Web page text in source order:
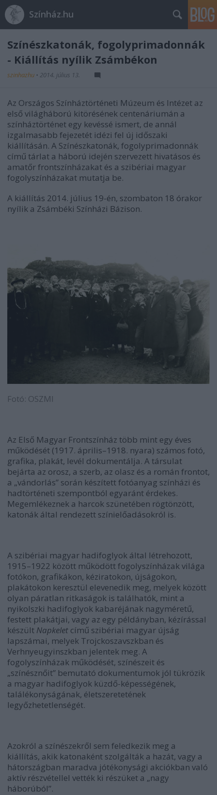
Színház.hu
Színészkatonák, fogolyprimadonnák
- Kiállítás nyílik Zsámbékon
szinhazhu • 2014. július 13.
Az Országos Színháztörténeti Múzeum és Intézet az
első világháború kitörésének centenáriumán a
színháztörténet egy kevéssé ismert, de annál
izgalmasabb fejezetét idézi fel új időszaki
kiállításán. A Színészkatonák, fogolyprimadonnák
című tárlat a háború idején szervezett hivatásos és
amatőr frontszínházakat és a szibériai magyar
fogolyszínházakat mutatja be.
A kiállítás 2014. július 19-én, szombaton 18 órakor
nyílik a Zsámbéki Színházi Bázison.
Fotó: OSZMI
Az Első Magyar Frontszínház több mint egy éves
működését (1917. április–1918. nyara) számos fotó,
grafika, plakát, levél dokumentálja. A társulat
bejárta az orosz, a szerb, az olasz és a román frontot,
a „vándorlás” során készített fotóanyag színházi és
hadtörténeti szempontból egyaránt érdekes.
Megemlékeznek a harcok szünetében rögtönzött,
katonák által rendezett színielőadásokról is.
A szibériai magyar hadifoglyok által létrehozott,
1915–1922 között működött fogolyszínházak világa
fotókon, grafikákon, kéziratokon, újságokon,
plakátokon keresztül elevenedik meg, melyek között
olyan páratlan ritkaságok is találhatók, mint a
nyikolszki hadifoglyok kabaréjának nagyméretű,
festett plakátjai, vagy az egy példányban, kézírással
készült Napkelet című szibériai magyar újság
lapszámai, melyek Trojckoszavszkban és
Verhnyeugyinszkban jelentek meg. A
fogolyszínházak működését, színészeit és
„színésznőit” bemutató dokumentumok jól tükrözik
a magyar hadifoglyok küzdő-képességének,
találékonyságának, életszeretetének
legyőzhetetlenségét.
Azokról a színészekről sem feledkezik meg a
kiállítás, akik katonaként szolgálták a hazát, vagy a
hátországban maradva jótékonysági akciókban való
aktív részvétellel vették ki részüket a „nagy
háborúból”.